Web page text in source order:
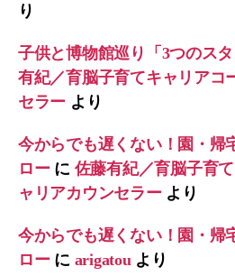
り
子供と博物館巡り「3つのス
有紀／育脳子育てキャリアコ
セラー より
今からでも遅くない！園・帰
ローに 佐藤有紀／育脳子育
ャリアカウンセラーより
今からでも遅くない！園・帰
ローに arigatouより